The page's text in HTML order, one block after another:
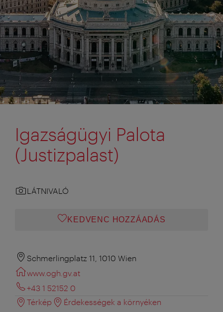
Igazságügyi Palota
(Justizpalast)
LÁTNIVALÓ
KEDVENC HOZZÁADÁS
Schmerlingplatz 11, 1010 Wien
www.ogh.gv.at
+43 1 52152 0
Térkép
Érdekességek a környéken